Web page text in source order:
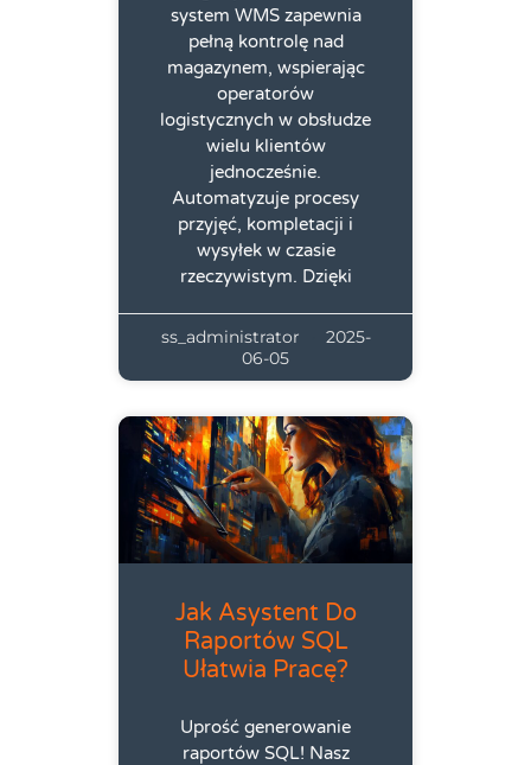
system WMS zapewnia
pełną kontrolę nad
magazynem, wspierając
operatorów
logistycznych w obsłudze
wielu klientów
jednocześnie.
Automatyzuje procesy
przyjęć, kompletacji i
wysyłek w czasie
rzeczywistym. Dzięki
ss_administrator
2025-
06-05
Jak Asystent Do
Raportów SQL
Ułatwia Pracę?
Uprość generowanie
raportów SQL! Nasz